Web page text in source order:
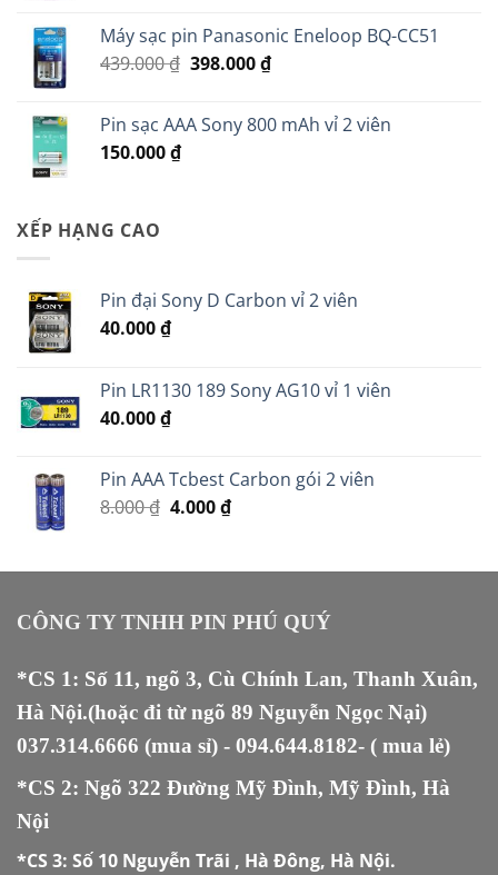
149.000 ₫.
là:
95.000 ₫.
Máy sạc pin Panasonic Eneloop BQ-CC51
439.000₫ Giá
439.000 ₫.
398.000₫Giá
là:
Pin sạc AAA Sony 800 mAh vỉ 2 viên
150.000₫
XẾP HẠNG CAO
Pin đại Sony D Carbon vỉ 2 viên
40.000₫
Pin LR1130 189 Sony AG10 vỉ 1 viên
40.000₫
Pin AAA Tcbest Carbon gói 2 viên
8.000₫ Giá
8.000 ₫.
4.000₫Giá
là:
CÔNG TY TNHH PIN PHÚ QUÝ
*CS 1: Số 11, ngõ 3, Cù Chính Lan, Thanh Xuân,
Hà Nội.(hoặc đi từ ngõ 89 Nguyễn Ngọc Nại)
037.314.6666 (mua sỉ) - 094.644.8182- ( mua lẻ)
*CS 2: Ngõ 322 Đường Mỹ Đình, Mỹ Đình, Hà
Nội
*CS 3: Số 10 Nguyễn Trãi , Hà Đông, Hà Nội.